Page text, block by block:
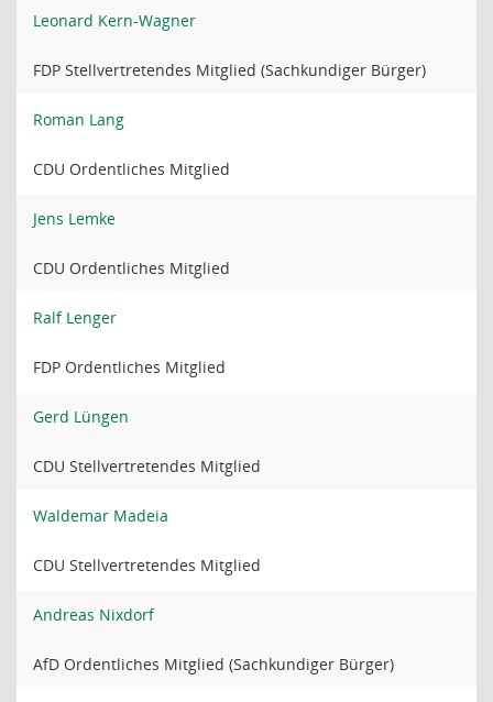
Leonard Kern-Wagner
FDP Stellvertretendes Mitglied (Sachkundiger Bürger)
Roman Lang
CDU Ordentliches Mitglied
Jens Lemke
CDU Ordentliches Mitglied
Ralf Lenger
FDP Ordentliches Mitglied
Gerd Lüngen
CDU Stellvertretendes Mitglied
Waldemar Madeia
CDU Stellvertretendes Mitglied
Andreas Nixdorf
AfD Ordentliches Mitglied (Sachkundiger Bürger)